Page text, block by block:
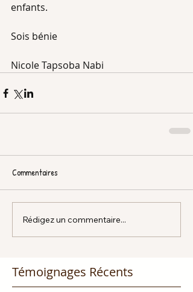
enfants.
Sois bénie
Nicole Tapsoba Nabi
Commentaires
Rédigez un commentaire...
Témoignages Récents